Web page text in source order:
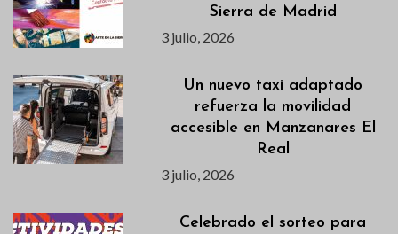
Sierra de Madrid
3 julio, 2026
Un nuevo taxi adaptado
refuerza la movilidad
accesible en Manzanares El
Real
3 julio, 2026
Celebrado el sorteo para